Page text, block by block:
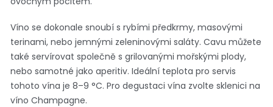
Víno se dokonale snoubí s rybími předkrmy, masovými
terinami, nebo jemnými zeleninovými saláty. Cavu můžete
také servírovat společně s grilovanými mořskými plody,
nebo samotné jako aperitiv. Ideální teplota pro servis
tohoto vína je 8–9 °C. Pro degustaci vína zvolte sklenici na
víno Champagne.